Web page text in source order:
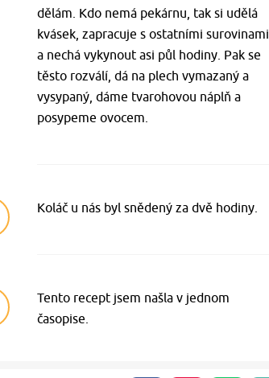
dělám. Kdo nemá pekárnu, tak si udělá
kvásek, zapracuje s ostatními surovinami
a nechá vykynout asi půl hodiny. Pak se
těsto rozválí, dá na plech vymazaný a
vysypaný, dáme tvarohovou náplň a
posypeme ovocem.
Koláč u nás byl snědený za dvě hodiny.
Tento recept jsem našla v jednom
časopise.